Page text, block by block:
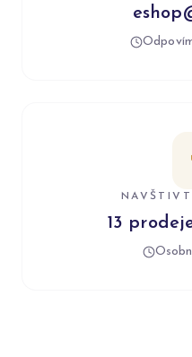
13